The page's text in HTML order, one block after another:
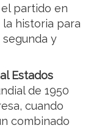
partido en
historia para
y
Estados
de 1950
cuando
combinado